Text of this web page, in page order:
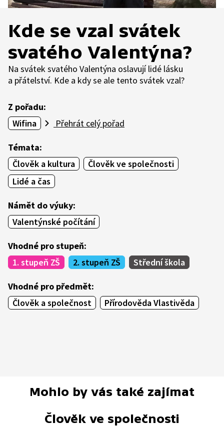
Kde se vzal svátek
svatého Valentýna?
Na svátek svatého Valentýna oslavují lidé lásku
a přátelství. Kde a kdy se ale tento svátek vzal?
Z pořadu:
Wifina
Přehrát celý pořad
Témata:
Člověk a kultura
Člověk ve společnosti
Lidé a čas
Námět do výuky:
Valentýnské počítání
Vhodné pro stupeň:
1. stupeň ZŠ
2. stupeň ZŠ Střední škola
Vhodné pro předmět:
Člověk a společnost
Přírodověda Vlastivěda
Mohlo by vás také zajímat
Člověk ve společnosti